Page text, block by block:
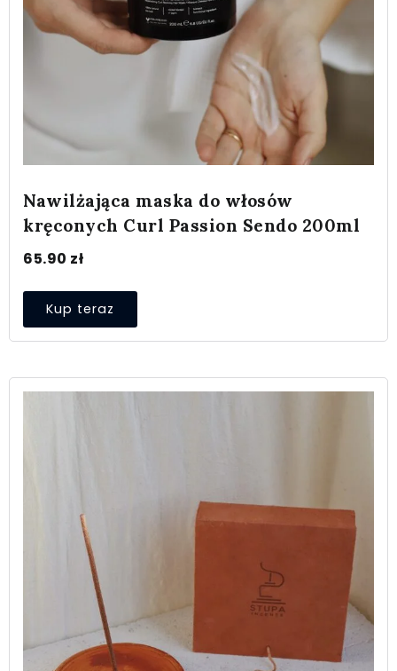
Nawilżająca maska do włosów
kręconych Curl Passion Sendo 200ml
65.90 zł
Kup teraz